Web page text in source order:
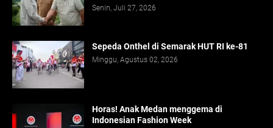
Senin, Juli 27, 2026
Sepeda Onthel di Semarak HUT RI ke-81
Minggu, Agustus 02, 2026
Horas! Anak Medan menggema di
Indonesian Fashion Week